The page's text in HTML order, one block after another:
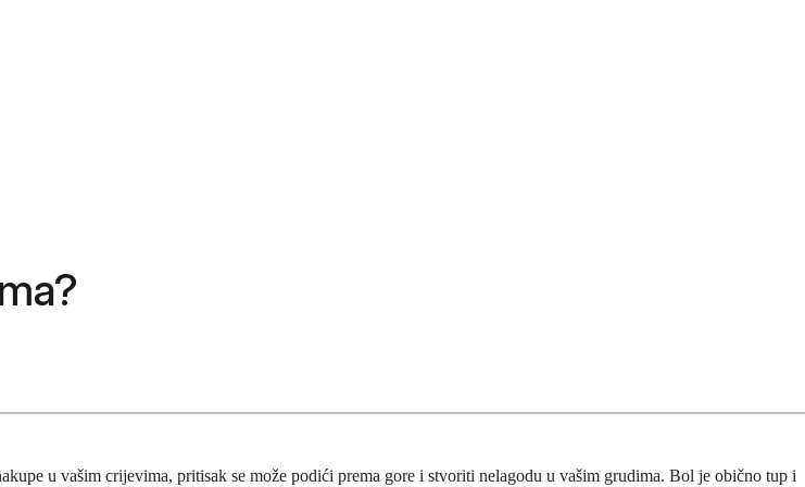
u vašim crijevima, pritisak se može podići prema gore i stvoriti nelagodu u vašim grudima. Bol je obično tup i